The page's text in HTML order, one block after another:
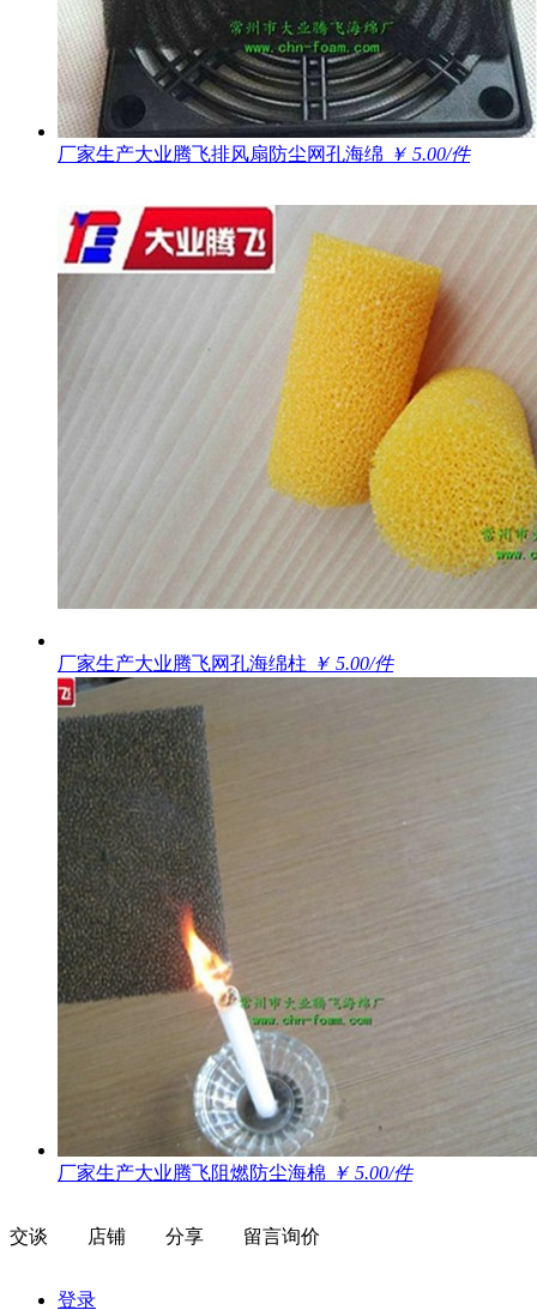
厂家生产大业腾飞排风扇防尘网孔海绵 ￥ 5.00/件
厂家生产大业腾飞网孔海绵柱 ￥ 5.00/件
厂家生产大业腾飞阻燃防尘海棉 ￥ 5.00/件
交谈 店铺 分享 留言询价
登录